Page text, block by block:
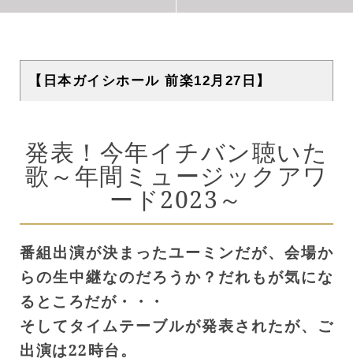
【日本ガイシホール 前楽12月27日】
発表！今年イチバン聴いた
歌～年間ミュージックアワ
ード2023～
番組出演が決まったユーミンだが、会場か
らの生中継なのだろうか？だれもが気にな
るところだが・・・
そしてタイムテーブルが発表されたが、ご
出演は22時台。